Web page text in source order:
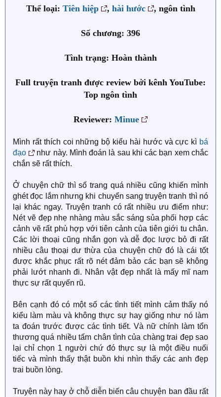
Thể loại: Tiên hiệp , hài hước , ngôn tình
Số chương: 396
Tình trạng: Hoàn thành
Full truyện tranh được review bởi kênh YouTube:
Top ngôn tình
Reviewer: Minue
Mình rất thích coi những bộ kiểu hài hước và cực kì bá
đạo
như này. Mình đoán là sau khi các bạn xem chắc
chắn sẽ rất thích.
Ở chuyện chữ thì số trang quá nhiều cũng khiến mình
ghét đọc lắm nhưng khi chuyển sang truyện tranh thì nó
lại khác ngay. Truyện tranh có rất nhiều ưu điểm như:
Nét vẽ đẹp nhẹ nhàng màu sắc sáng sủa phối hợp các
cảnh vẽ rất phù hợp với tiên cảnh của tiên giới tu chân.
Các lời thoại cũng nhắn gọn và dễ đọc lược bỏ đi rất
nhiều câu thoại dư thừa của chuyện chữ đó là cái tốt
được khắc phục rất rõ nét đảm bảo các bạn sẽ không
phải lướt nhanh đi. Nhân vật đẹp nhất là mấy mĩ nam
thực sự rất quyến rũ.
Bên cạnh đó có một số các tình tiết mình cảm thấy nó
kiểu làm màu và không thực sự hay giống như nó làm
ta đoán trước được các tình tiết. Và nữ chính làm tổn
thương quá nhiều tấm chân tình của chàng trai đẹp sao
lại chỉ chọn 1 người chứ đó thực sự là một điều nuối
tiếc và mình thấy thật buồn khi nhìn thấy các anh đẹp
trai buồn lòng.
Truyện này hay ở chỗ diễn biến câu chuyện ban đầu rất